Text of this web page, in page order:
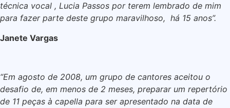
técnica vocal , Lucia Passos por terem lembrado de mim
para fazer parte deste grupo maravilhoso, há 15 anos”.
Janete Vargas
“Em agosto de 2008, um grupo de cantores aceitou o
desafio de, em menos de 2 meses, preparar um repertório
de 11 peças à capella para ser apresentado na data de